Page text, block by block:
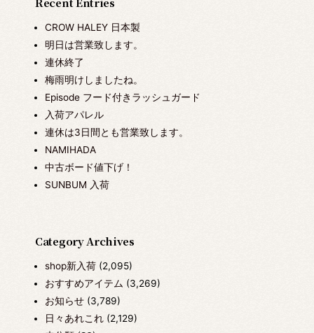
CROW HALEY 日本製
明日は営業致します。
連休終了
梅雨明けしましたね。
Episode フード付きラッシュガード
入荷アパレル
連休は3日間とも営業致します。
NAMIHADA
中古ボード値下げ！
SUNBUM 入荷
Category Archives
shop新入荷(2,095)
おすすめアイテム (3,269)
お知らせ(3,789)
日々あれこれ(2,129)